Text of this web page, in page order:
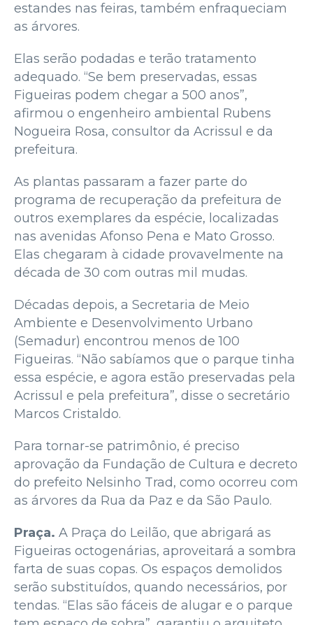
estandes nas feiras, também enfraqueciam
as árvores.
Elas serão podadas e terão tratamento
adequado. “Se bem preservadas, essas
Figueiras podem chegar a 500 anos”,
afirmou o engenheiro ambiental Rubens
Nogueira Rosa, consultor da Acrissul e da
prefeitura.
As plantas passaram a fazer parte do
programa de recuperação da prefeitura de
outros exemplares da espécie, localizadas
nas avenidas Afonso Pena e Mato Grosso.
Elas chegaram à cidade provavelmente na
década de 30 com outras mil mudas.
Décadas depois, a Secretaria de Meio
Ambiente e Desenvolvimento Urbano
(Semadur) encontrou menos de 100
Figueiras. “Não sabíamos que o parque tinha
essa espécie, e agora estão preservadas pela
Acrissul e pela prefeitura”, disse o secretário
Marcos Cristaldo.
Para tornar-se patrimônio, é preciso
aprovação da Fundação de Cultura e decreto
do prefeito Nelsinho Trad, como ocorreu com
as árvores da Rua da Paz e da São Paulo.
Praça. A Praça do Leilão, que abrigará as
Figueiras octogenárias, aproveitará a sombra
farta de suas copas. Os espaços demolidos
serão substituídos, quando necessários, por
tendas. “Elas são fáceis de alugar e o parque